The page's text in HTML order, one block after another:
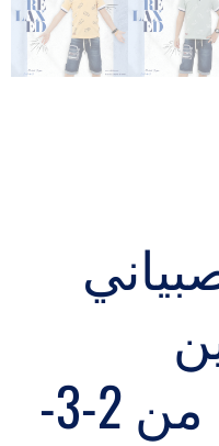
مقاسات تبدا من 2-3-